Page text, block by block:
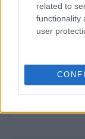
related to
functionality
user
Avalanche
Terra Luna
(LUNC)